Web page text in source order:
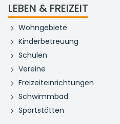
LEBEN & FREIZEIT
Wohngebiete
Kinderbetreuung
Schulen
Vereine
Freizeiteinrichtungen
Schwimmbad
Sportstätten